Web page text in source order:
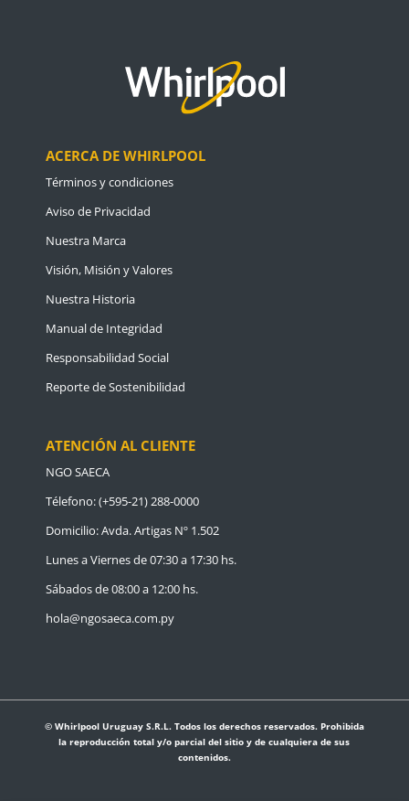
ACERCA DE WHIRLPOOL
Términos y condiciones
Aviso de Privacidad
Nuestra Marca
Visión, Misión y Valores
Nuestra Historia
Manual de Integridad
Responsabilidad Social
Reporte de Sostenibilidad
ATENCIÓN AL CLIENTE
NGO SAECA
Télefono: (+595-21) 288-0000
Domicilio: Avda. Artigas Nº 1.502
Lunes a Viernes de 07:30 a 17:30 hs.
Sábados de 08:00 a 12:00 hs.
hola@ngosaeca.com.py
© Whirlpool Uruguay S.R.L. Todos los derechos reservados. Prohibida
la reproducción total y/o parcial del sitio y de cualquiera de sus
contenidos.